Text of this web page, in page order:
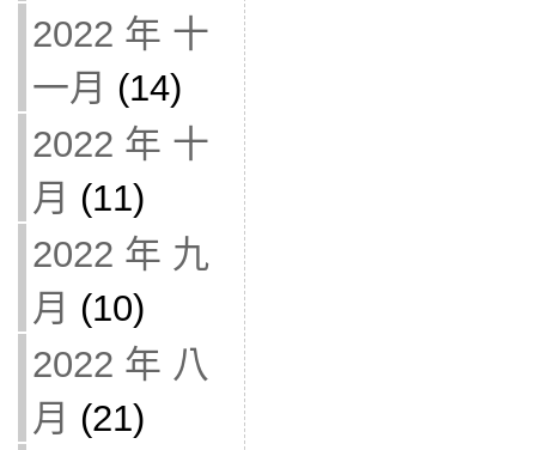
2022 年 十
一月 (14)
2022 年 十
月 (11)
2022 年 九
月 (10)
2022 年 八
月 (21)